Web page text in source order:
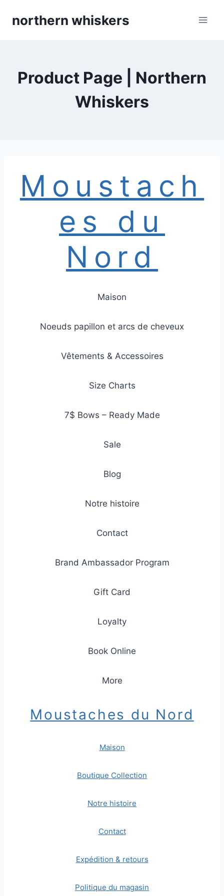
northern whiskers
Product Page | Northern
Whiskers
Moustach
es du
Nord
Maison
Noeuds papillon et arcs de cheveux
Vêtements & Accessoires
Size Charts
7$ Bows – Ready Made
Sale
Blog
Notre histoire
Contact
Brand Ambassador Program
Gift Card
Loyalty
Book Online
More
Moustaches du Nord
Maison
Boutique Collection
Notre histoire
Contact
Expédition & retours
Politique du magasin